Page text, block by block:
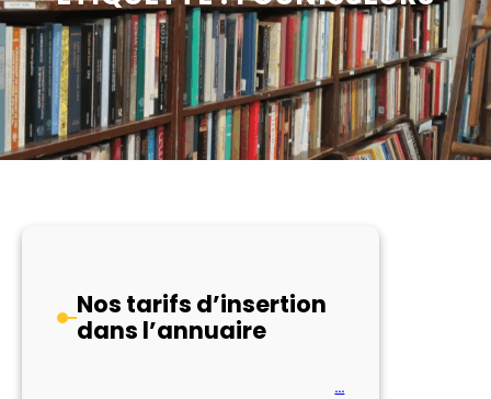
Nos tarifs d’insertion
dans l’annuaire
…